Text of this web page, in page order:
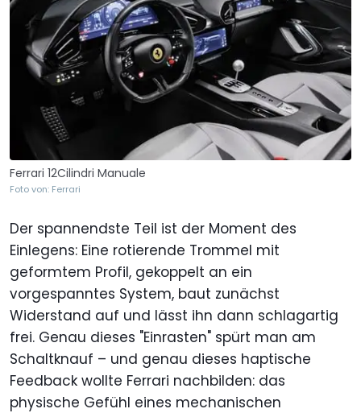
Ferrari 12Cilindri Manuale
Foto von: Ferrari
Der spannendste Teil ist der Moment des
Einlegens: Eine rotierende Trommel mit
geformtem Profil, gekoppelt an ein
vorgespanntes System, baut zunächst
Widerstand auf und lässt ihn dann schlagartig
frei. Genau dieses "Einrasten" spürt man am
Schaltknauf – und genau dieses haptische
Feedback wollte Ferrari nachbilden: das
physische Gefühl eines mechanischen